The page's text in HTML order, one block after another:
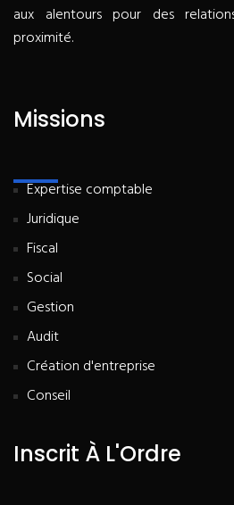
aux alentours pour des
proximité.
Missions
Expertise comptable
Juridique
Fiscal
Social
Gestion
Audit
Création d'entreprise
Conseil
Inscrit À L'Ordre